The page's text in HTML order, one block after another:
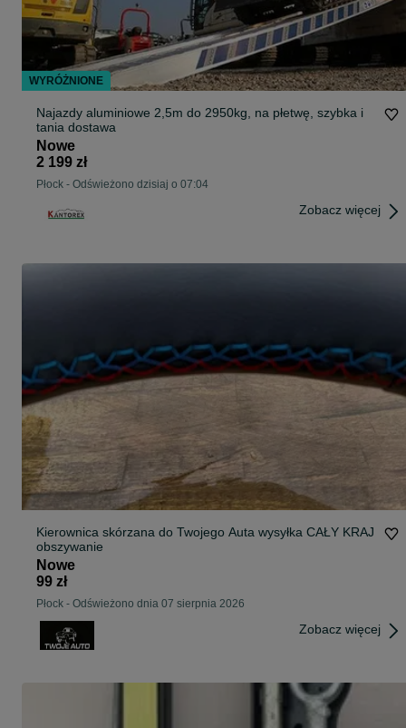
Najazdy aluminiowe 2,5m do 2950kg, na płetwę, szybka i
tania dostawa
Nowe
2 199 zł
Płock - Odświeżono dzisiaj o 07:04
Zobacz więcej
Kierownica skórzana do Twojego Auta wysyłka CAŁY KRAJ
obszywanie
Nowe
99 zł
Płock - Odświeżono dnia 07 sierpnia 2026
Zobacz więcej
WYRÓŻNIONE